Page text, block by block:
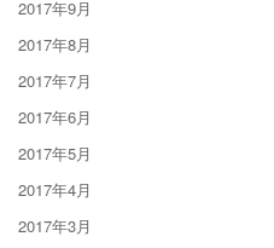
2017年9月
2017年8月
2017年7月
2017年6月
2017年5月
2017年4月
2017年3月